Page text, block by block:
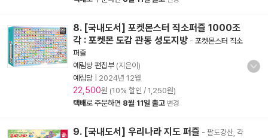
8. [국내도서] 포켓몬스터 직소퍼즐 1000조
각 : 포켓몬 도감 관동 성도지방 - 포켓몬스터 직소
퍼즐
예림당 편집부 (지은이)
예림당
2024년 12월
22,500원 (10% 할인 / 1,250원)
택배로 주문하면 8월 11일 출고 변경
9. [국내도서] 우리나라 지도 퍼즐 - 팔도강산, 각